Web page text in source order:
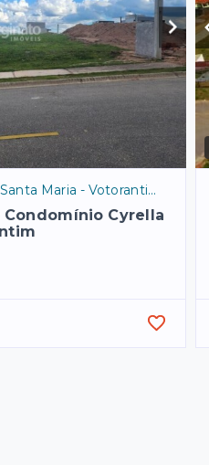
- Votorantim/SP, leste
Cyrella